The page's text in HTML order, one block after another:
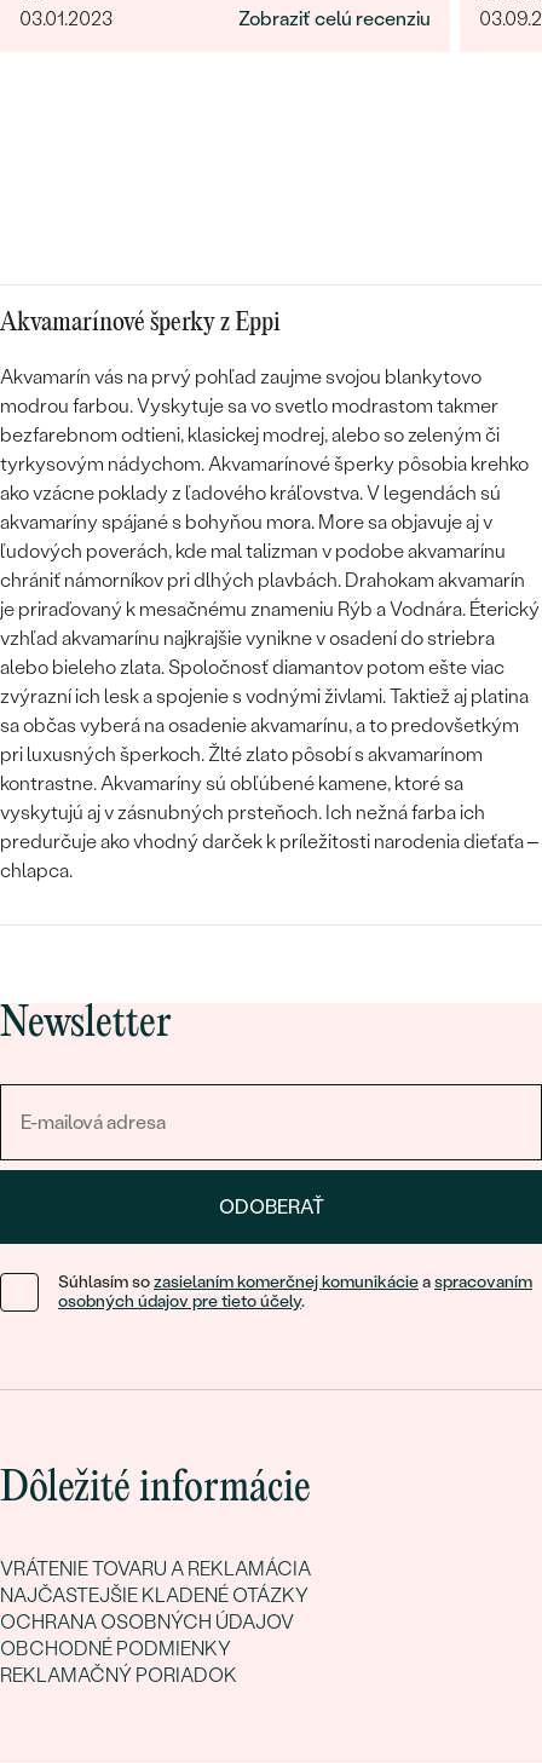
fotka presne velkostne sedi s realitou (foto na
03.01.2023
Zobraziť celú recenziu
fotky
Akvamarínové šperky z Eppi
Akvamarín vás na prvý pohľad zaujme svojou blankytovo
modrou farbou. Vyskytuje sa vo svetlo modrastom takmer
bezfarebnom odtieni, klasickej modrej, alebo so zeleným či
tyrkysovým nádychom. Akvamarínové šperky pôsobia krehko
ako vzácne poklady z ľadového kráľovstva. V legendách sú
akvamaríny spájané s bohyňou mora. More sa objavuje aj v
ľudových poverách, kde mal talizman v podobe akvamarínu
chrániť námorníkov pri dlhých plavbách. Drahokam akvamarín
je priraďovaný k mesačnému znameniu Rýb a Vodnára. Éterický
vzhľad akvamarínu najkrajšie vynikne v osadení do striebra
alebo bieleho zlata. Spoločnosť diamantov potom ešte viac
zvýrazní ich lesk a spojenie s vodnými živlami. Taktiež aj platina
sa občas vyberá na osadenie akvamarínu, a to predovšetkým
pri luxusných šperkoch. Žlté zlato pôsobí s akvamarínom
kontrastne. Akvamaríny sú obľúbené kamene, ktoré sa
vyskytujú aj v zásnubných prsteňoch. Ich nežná farba ich
predurčuje ako vhodný darček k príležitosti narodenia dieťaťa –
chlapca.
Newsletter
ODOBERAŤ
Súhlasím sozasielaním komerčnej komunikácieaspracovaním
osobných údajov pre tieto účely.
Dôležité informácie
VRÁTENIE TOVARU A REKLAMÁCIA
NAJČASTEJŠIE KLADENÉ OTÁZKY
OCHRANA OSOBNÝCH ÚDAJOV
OBCHODNÉ PODMIENKY
REKLAMAČNÝ PORIADOK